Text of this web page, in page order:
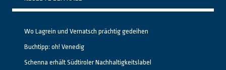
Wo Lagrein und Vernatsch prächtig gedeihen
Buchtipp: oh! Venedig
Schenna erhält Südtiroler Nachhaltigkeitslabel